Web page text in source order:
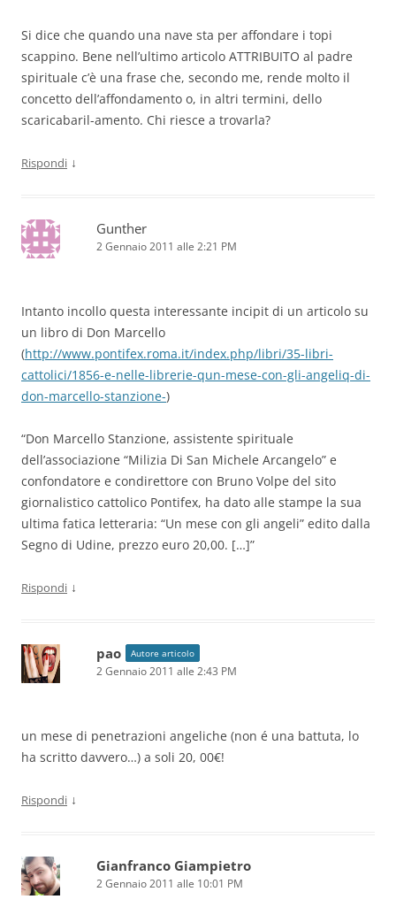
Si dice che quando una nave sta per affondare i topi
scappino. Bene nell’ultimo articolo ATTRIBUITO al padre
spirituale c’è una frase che, secondo me, rende molto il
concetto dell’affondamento o, in altri termini, dello
scaricabaril-amento. Chi riesce a trovarla?
Rispondi ↓
Gunther
2 Gennaio 2011 alle 2:21 PM
Intanto incollo questa interessante incipit di un articolo su
un libro di Don Marcello
(http://www.pontifex.roma.it/index.php/libri/35-libri-
cattolici/1856-e-nelle-librerie-qun-mese-con-gli-angeliq-di-
don-marcello-stanzione-)
“Don Marcello Stanzione, assistente spirituale
dell’associazione “Milizia Di San Michele Arcangelo” e
confondatore e condirettore con Bruno Volpe del sito
giornalistico cattolico Pontifex, ha dato alle stampe la sua
ultima fatica letteraria: “Un mese con gli angeli” edito dalla
Segno di Udine, prezzo euro 20,00. […]”
Rispondi ↓
pao Autore articolo
2 Gennaio 2011 alle 2:43 PM
un mese di penetrazioni angeliche (non é una battuta, lo
ha scritto davvero…) a soli 20, 00€!
Rispondi ↓
Gianfranco Giampietro
2 Gennaio 2011 alle 10:01 PM